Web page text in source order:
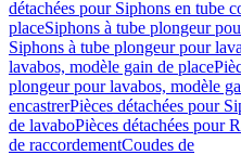
détachées pour Siphons en tube
placeSiphons à tube plongeur
Siphons à tube plongeur pour
lavabos, modèle gain de place
plongeur pour lavabos, modèle
encastrerPièces détachées pour
de lavaboPièces détachées pour
de raccordementCoudes de